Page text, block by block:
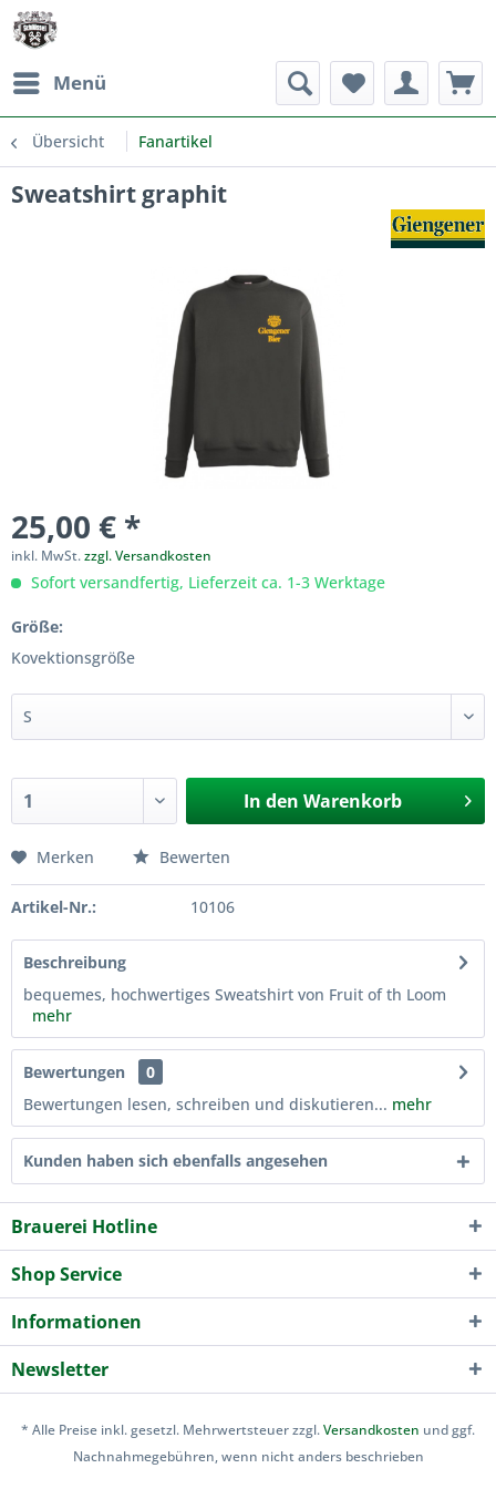
Menü
Übersicht Fanartikel
Sweatshirt graphit
25,00 € *
inkl. MwSt.zzgl. Versandkosten
Sofort versandfertig, Lieferzeit ca. 1-3 Werktage
Größe:
Kovektionsgröße
In den Warenkorb
Merken Bewerten
Artikel-Nr.: 10106
Beschreibung
bequemes, hochwertiges Sweatshirt von Fruit of th Loom
mehr
Bewertungen
0
Bewertungen lesen, schreiben und diskutieren... mehr
Kunden haben sich ebenfalls angesehen
Brauerei Hotline
Shop Service
Informationen
Newsletter
* Alle Preise inkl. gesetzl. Mehrwertsteuer zzgl.Versandkosten und ggf.
Nachnahmegebühren, wenn nicht anders beschrieben